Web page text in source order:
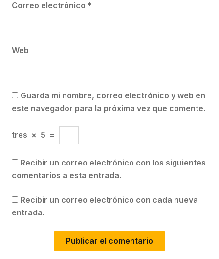
Correo electrónico *
Web
Guarda mi nombre, correo electrónico y web en
este navegador para la próxima vez que comente.
tres × 5 =
Recibir un correo electrónico con los siguientes
comentarios a esta entrada.
Recibir un correo electrónico con cada nueva
entrada.